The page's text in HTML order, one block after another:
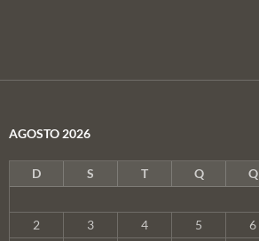
AGOSTO 2026
D S T Q Q
2
3 4 5 6